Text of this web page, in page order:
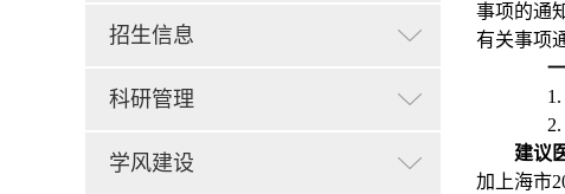
招生信息
科研管理
学风建设
事项的通
有关事项
一
1.
2.
建议
加上海市